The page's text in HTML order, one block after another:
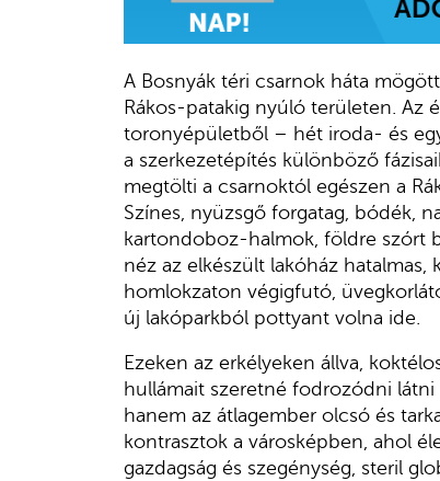
A Bosnyák téri csarnok háta
Rákos-patakig nyúló területen. Az
toronyépületből – hét iroda- és
a szerkezetépítés különböző
megtölti a csarnoktól egészen a
Színes, nyüzsgő forgatag, bódék,
kartondoboz-halmok, földre szórt
néz az elkészült lakóház
homlokzaton végigfutó,
új lakóparkból pottyant volna ide.
Ezeken az erkélyeken állva,
hullámait szeretné fodrozódni
hanem az átlagember olcsó és
kontrasztok a városképben, ahol
gazdagság és szegénység, steril